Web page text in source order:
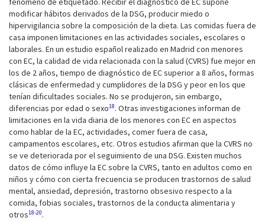
modificar hábitos derivados de la DSG, producir miedo o
hipervigilancia sobre la composición de la dieta. Las comidas fuera de
casa imponen limitaciones en las actividades sociales, escolares o
laborales. En un estudio español realizado en Madrid con menores
con EC, la calidad de vida relacionada con la salud (CVRS) fue mejor en
los de 2 años, tiempo de diagnóstico de EC superior a 8 años, formas
clásicas de enfermedad y cumplidores de la DSG y peor en los que
tenían dificultades sociales. No se produjeron, sin embargo,
diferencias por edad o sexo18. Otras investigaciones informan de
limitaciones en la vida diaria de los menores con EC en aspectos
como hablar de la EC, actividades, comer fuera de casa,
campamentos escolares, etc. Otros estudios afirman que la CVRS no
se ve deteriorada por el seguimiento de una DSG. Existen muchos
datos de cómo influye la EC sobre la CVRS, tanto en adultos como en
niños y cómo con cierta frecuencia se producen trastornos de salud
mental, ansiedad, depresión, trastorno obsesivo respecto a la
comida, fobias sociales, trastornos de la conducta alimentaria y
otros18-20.